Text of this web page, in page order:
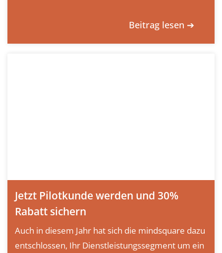
Beitrag lesen ➔
Jetzt Pilotkunde werden und 30%
Rabatt sichern
Auch in diesem Jahr hat sich die mindsquare dazu
entschlossen, Ihr Dienstleistungssegment um ein